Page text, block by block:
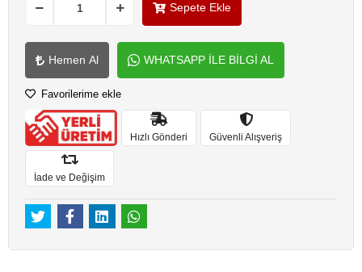
Sepete Ekle
Hemen Al WHATSAPP İLE BİLGİ AL
Favorilerime ekle
Hızlı Gönderi Güvenli Alışveriş
İade ve Değişim